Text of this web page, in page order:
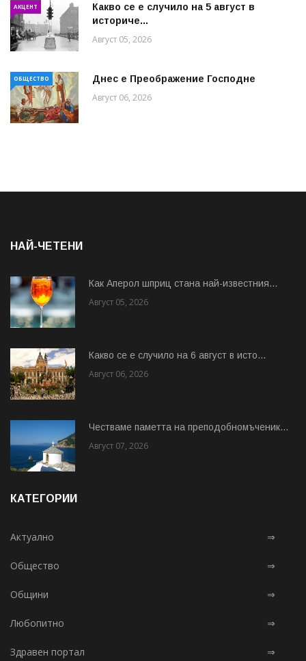
АКЦЕНТ
Какво се е случило на 5 август в
историче...
Август 05, 2026
ОБЩЕСТВО Днес е Преображение Господне
Август 06, 2026
НАЙ-ЧЕТЕНИ
Как Аперол шприц стана най-известния...
Август 05, 2026
Какво се е случило на 6 август в исто...
Август 06, 2026
Честваме паметта на преподобномъченик...
Август 07, 2026
КАТЕГОРИИ
Актуално ⇒
Общество ⇒
Общини ⇒
Любопитно ⇒
Здравен портал ⇒